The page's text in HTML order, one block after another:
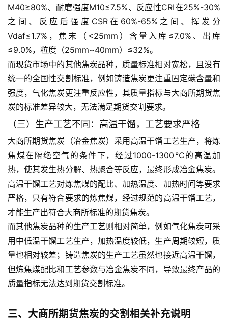
原
油
期
货
开
户
原
油
直
M40≥80%、耐磨强度M10≤7.5%、反应性CRI在25%-30%
之间、反应后强度CSR在60%-65%之间、挥发分
Vdaf≤1.7%，焦末（<25mm）含量入库≤7.0%、出库
≤9.0%，粒度（25mm~40mm）≤32%。
而现货市场中的其他焦炭品种，质量标准相对宽松，且没有
统一的全国性交割标准，例如铸造焦炭更注重固定碳含量和
强度，气化焦炭更注重反应性，其质量指标与大商所期货焦
炭的标准差异较大，无法满足期货交割要求。
（三）生产工艺不同：高温干馏，工艺要求严格
大商所期货焦炭（冶金焦炭）采用高温干馏工艺生产，将炼
焦煤在隔绝空气的条件下，经过1000-1300℃的高温加
热，使其发生热分解、热聚合等反应，最终形成冶金焦炭。
高温干馏工艺对炼焦煤的配比、加热温度、加热时间等要求
严格，只有符合要求的炼焦煤，经过规范的高温干馏工艺，
才能生产出符合大商所标准的期货焦炭。
而其他焦炭品种的生产工艺则相对简单，例如气化焦炭可采
用中低温干馏工艺生产，加热温度较低，生产周期较短，质
量也相对较差；铸造焦炭的生产工艺虽然也接近高温干馏，
但炼焦煤配比和工艺参数与冶金焦炭不同，导致最终产品的
质量指标无法达到期货交割标准。
三、大商所期货焦炭的交割相关补充说明